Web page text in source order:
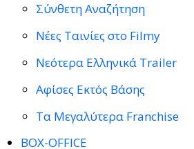
Σύνθετη Αναζήτηση
Νέες Ταινίες στο Filmy
Νεότερα Ελληνικά Trailer
Αφίσες Εκτός Βάσης
Τα Μεγαλύτερα Franchise
BOX-OFFICE